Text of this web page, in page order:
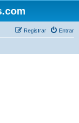
Entrar
Registrar